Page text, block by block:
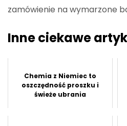
zamówienie na wymarzone
Inne ciekawe
Chemia z Niemiec to
oszczędność proszku i
świeże ubrania